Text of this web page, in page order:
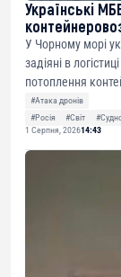
Українські
У Чорному морі
задіяні в
потоплення
#Атака дронів
#Росія
#Світ
1 Серпня, 202614:43